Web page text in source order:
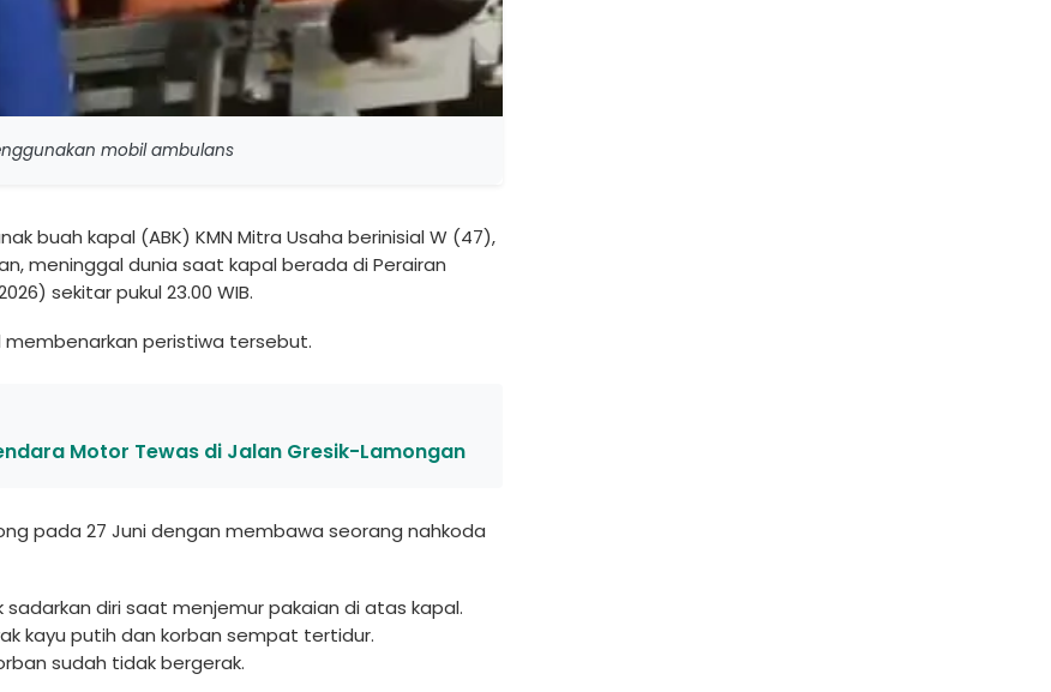
mobil ambulans
buah kapal (ABK) KMN Mitra Usaha berinisial W (47),
meninggal dunia saat kapal berada di Perairan
sekitar pukul 23.00 WIB.
membenarkan peristiwa tersebut.
Motor Tewas di Jalan Gresik-Lamongan
pada 27 Juni dengan membawa seorang nahkoda
sadarkan diri saat menjemur pakaian di atas kapal.
kayu putih dan korban sempat tertidur.
sudah tidak bergerak.